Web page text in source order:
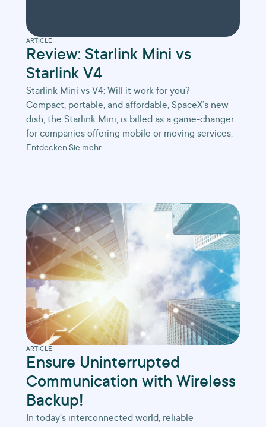
ARTICLE
Review: Starlink Mini vs
Starlink V4
Starlink Mini vs V4: Will it work for you?
Compact, portable, and affordable, SpaceX’s new
dish, the Starlink Mini, is billed as a game-changer
for companies offering mobile or moving services.
Entdecken Sie mehr
ARTICLE
Ensure Uninterrupted
Communication with Wireless
Backup!
In today's interconnected world, reliable